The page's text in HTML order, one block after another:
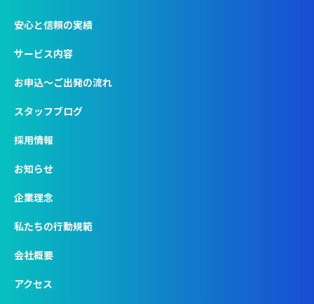
安心と信頼の実績
サービス内容
お申込〜ご出発の流れ
スタッフブログ
採用情報
お知らせ
企業理念
私たちの行動規範
会社概要
アクセス